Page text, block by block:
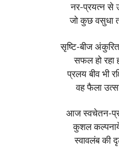
नर-प्रयत्न से
जो कुछ वसुधा
सृष्टि-बीज
सफल हो रहा
प्रलय बीव भी
वह फैला
आज स्वचेतन-
कुशल
स्वावलंब की